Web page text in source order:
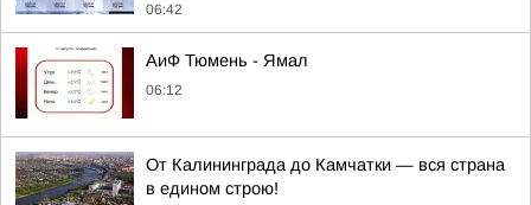
06:42
АиФ Тюмень - Ямал
06:12
От Калининграда до Камчатки — вся страна
в едином строю!